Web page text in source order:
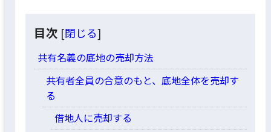
目次 [閉じる]
共有名義の底地の売却方法
共有者全員の合意のもと、底地全体を売却す
る
借地人に売却する